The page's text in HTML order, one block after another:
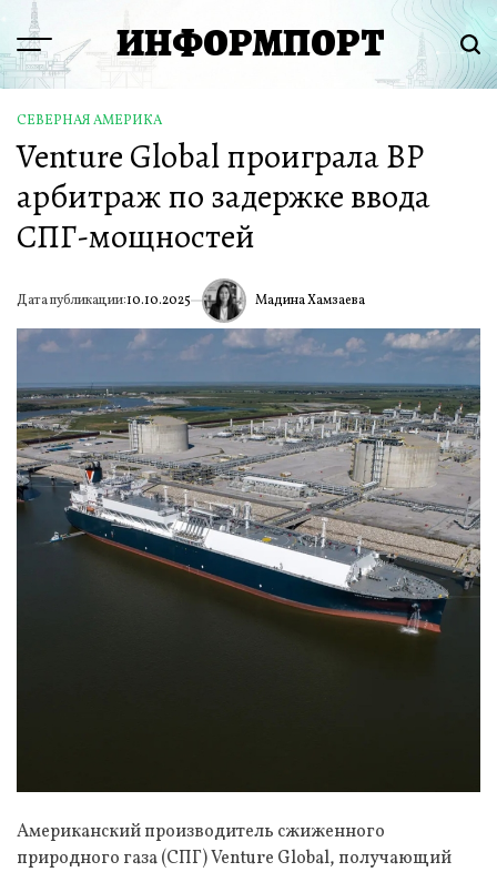
Перейти
содержимому
Menu ИНФОРМПОРТ
ОПУБЛИКОВАНО
В
СЕВЕРНАЯ АМЕРИКА
Venture Global проиграла BP
арбитраж по задержке ввода
СПГ-мощностей
Дата публикации:10.10.2025 ИА Мадина Хамзаева
Американский производитель сжиженного
природного газа (СПГ) Venture Global, получающий